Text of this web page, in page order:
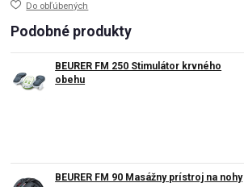
Do obľúbených
Podobné produkty
BEURER FM 250 Stimulátor krvného
obehu
BEURER FM 90 Masážny prístroj na nohy